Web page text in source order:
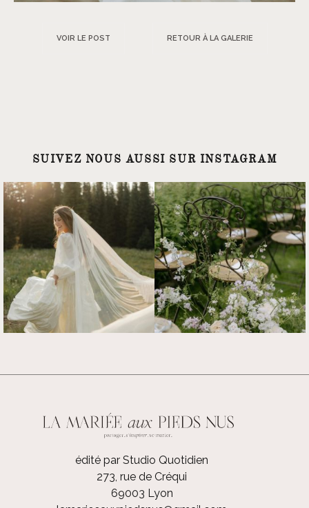
VOIR LE POST RETOUR À LA GALERIE
SUIVEZ NOUS AUSSI SUR INSTAGRAM
édité par Studio Quotidien
273, rue de Créqui
69003 Lyon